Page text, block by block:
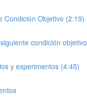
Condición Objetivo (2:19)
condición objetivo
y experimentos (4:45)